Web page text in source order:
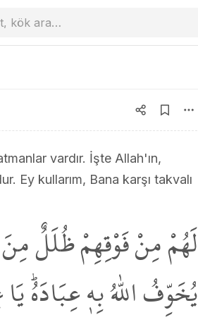
kök ara…
vardır. İşte Allah'ın,
Ey kullarım, Bana karşı takvalı
لَهُمْ مِنْ فَوْقِهِمْ ظُلَلٌ
يُخَوِّفُ اللّٰهُ بِه۪ عِبَادَهُۜ